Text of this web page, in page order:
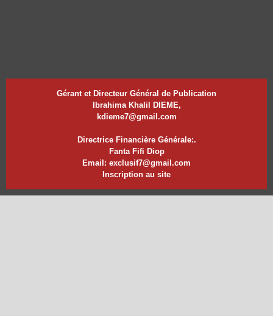
Gérant et Directeur Général de Publication
Ibrahima Khalil DIEME,
kdieme7@gmail.com
Directrice Financière Générale:.
Fanta Fifi Diop
Email: exclusif7@gmail.com
Inscription au site